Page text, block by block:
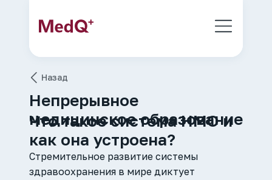
Назад
Непрерывное
медицинское образование
Что такое система НМО и
как она устроена?
Стремительное развитие системы
здравоохранения в мире диктует